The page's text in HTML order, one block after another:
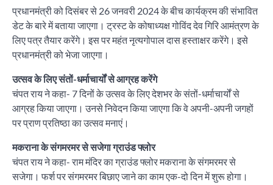
प्रधानमंत्री को दिसंबर से 26 जनवरी 2024 के बीच कार्यक्रम की संभावित
डेट के बारे में बताया जाएगा। ट्रस्ट के कोषाध्यक्ष गोविंद देव गिरि आमंत्रण के
लिए पत्र तैयार करेंगे। इस पर महंत नृत्यगोपाल दास हस्ताक्षर करेंगे। इसे
प्रधानमंत्री को भेजा जाएगा।
उत्सव के लिए संतों-धर्माचार्यों से आग्रह करेंगे
चंपत राय ने कहा- 7 दिनों के उत्सव के लिए देशभर के संतों-धर्माचार्यों से
आग्रह किया जाएगा। उनसे निवेदन किया जाएगा कि वे अपनी-अपनी जगहों
पर प्राण प्रतिष्ठा का उत्सव मनाएं।
मकराना के संगमरमर से सजेगा ग्राउंड फ्लोर
चंपत राय ने कहा- राम मंदिर का ग्राउंड फ्लोर मकराना के संगमरमर से
सजेगा। फर्श पर संगमरमर बिछाए जाने का काम एक-दो दिन में शुरू होगा।